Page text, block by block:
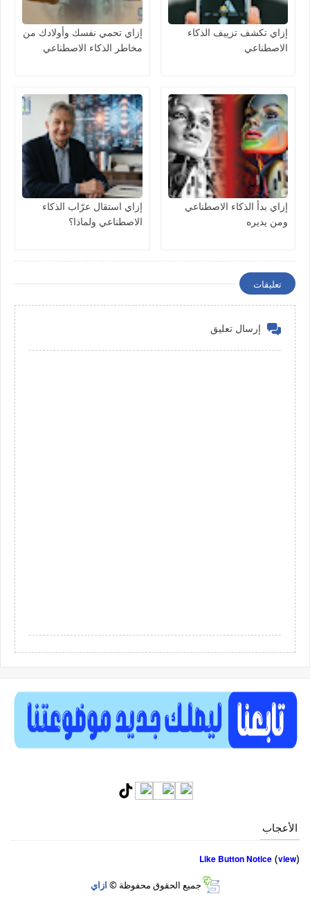
إزاي تكشف تزييف الذكاء
الاصطناعي
إزاي تحمي نفسك وأولادك من
مخاطر الذكاء الاصطناعي
إزاي بدأ الذكاء الاصطناعي
ومن يديره
إزاي استقال عرّاب الذكاء
الاصطناعي ولماذا؟
تعليقات
إرسال تعليق
الأعجاب
Like Button Notice (view)
جميع الحقوق محفوظة © ازاي